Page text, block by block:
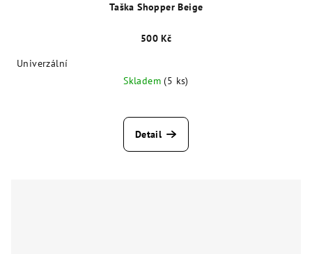
Taška Shopper Beige
500 Kč
Univerzální
Skladem(5 ks)
Detail